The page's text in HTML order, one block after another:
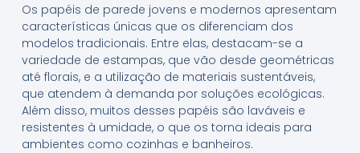
Os papéis de parede jovens e modernos apresentam
características únicas que os diferenciam dos
modelos tradicionais. Entre elas, destacam-se a
variedade de estampas, que vão desde geométricas
até florais, e a utilização de materiais sustentáveis,
que atendem à demanda por soluções ecológicas.
Além disso, muitos desses papéis são laváveis e
resistentes à umidade, o que os torna ideais para
ambientes como cozinhas e banheiros.